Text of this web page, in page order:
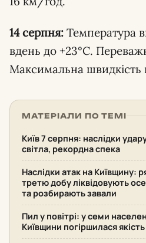
14 серпня: Температура
вдень до +23°C.
Максимальна швидкість
МАТЕРІАЛИ ПО ТЕМІ
Київ 7 серпня: наслідки
світла, рекордна спека
Наслідки атак на Київщину:
третю добу ліквідовують
та розбирають завали
Пил у повітрі: у семи
Київщини погіршилася